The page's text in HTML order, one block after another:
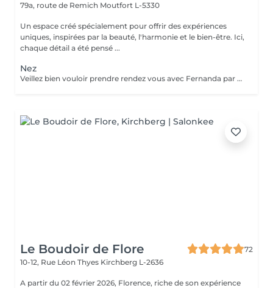
79a, route de Remich Moutfort L-5330
Un espace créé spécialement pour offrir des expériences
uniques, inspirées par la beauté, l'harmonie et le bien-être. Ici,
chaque détail a été pensé ...
Nez
Veillez bien vouloir prendre rendez vous avec Fernanda par téléphone s'il vous plaît
Le Boudoir de Flore
72
10-12, Rue Léon Thyes Kirchberg L-2636
A partir du 02 février 2026, Florence, riche de son expérience